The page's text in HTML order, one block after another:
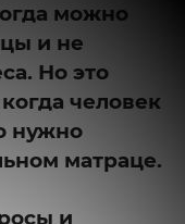
можно
и не
Но это
человек
нужно
матраце.
и